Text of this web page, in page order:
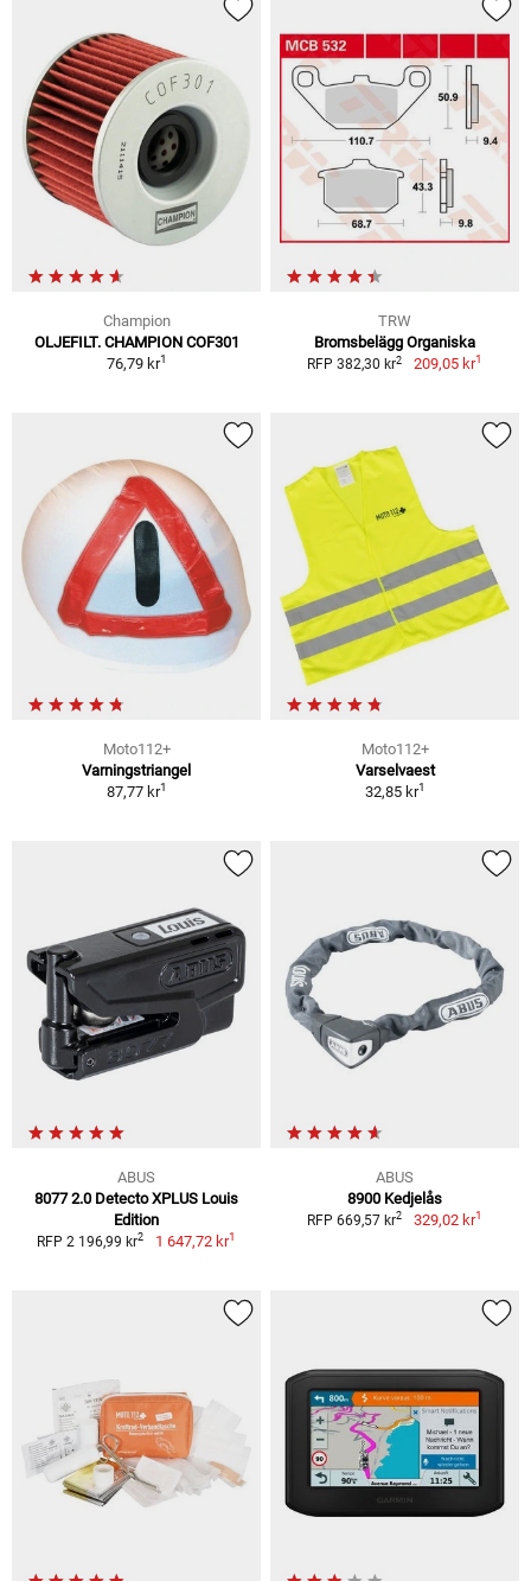
Champion
OLJEFILT. CHAMPION COF301
76,79 kr1
TRW
Bromsbelägg Organiska
RFP 382,30 kr2 209,05 kr1
Moto112+
Varningstriangel
87,77 kr1
Moto112+
Varselvaest
32,85 kr1
ABUS
8077 2.0 Detecto XPLUS Louis
Edition
RFP 2 196,99 kr2 1 647,72 kr1
ABUS
8900 Kedjelås
RFP 669,57 kr2 329,02 kr1